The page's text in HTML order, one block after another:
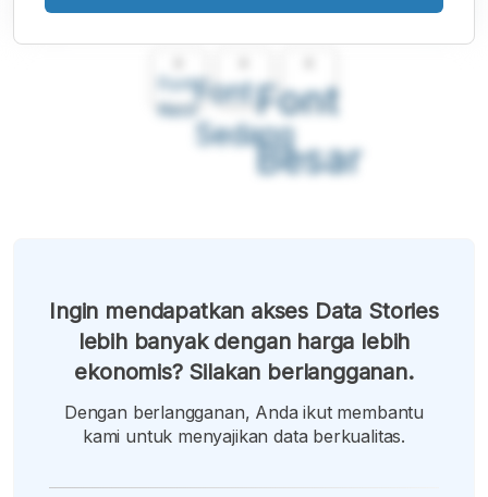
Font
Kecil
Font
Sedang
Font
Besar
Ingin mendapatkan akses Data Stories
lebih banyak dengan harga lebih
ekonomis? Silakan berlangganan.
Dengan berlangganan, Anda ikut membantu
kami untuk menyajikan data berkualitas.